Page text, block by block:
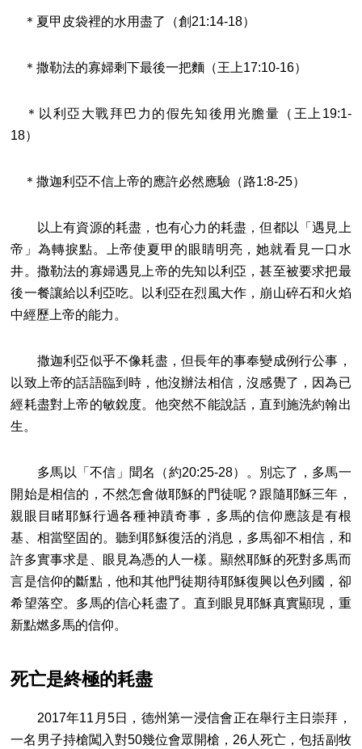
＊夏甲皮袋裡的水用盡了（創21:14-18）
＊撒勒法的寡婦剩下最後一把麵（王上17:10-16）
＊以利亞大戰拜巴力的假先知後用光膽量（王上19:1-
18）
＊撒迦利亞不信上帝的應許必然應驗（路1:8-25）
以上有資源的耗盡，也有心力的耗盡，但都以「遇見上
帝」為轉捩點。上帝使夏甲的眼睛明亮，她就看見一口水
井。撒勒法的寡婦遇見上帝的先知以利亞，甚至被要求把最
後一餐讓給以利亞吃。以利亞在烈風大作，崩山碎石和火焰
中經歷上帝的能力。
撒迦利亞似乎不像耗盡，但長年的事奉變成例行公事，
以致上帝的話語臨到時，他沒辦法相信，沒感覺了，因為已
經耗盡對上帝的敏銳度。他突然不能說話，直到施洗約翰出
生。
多馬以「不信」聞名（約20:25-28）。別忘了，多馬一
開始是相信的，不然怎會做耶穌的門徒呢？跟隨耶穌三年，
親眼目睹耶穌行過各種神蹟奇事，多馬的信仰應該是有根
基、相當堅固的。聽到耶穌復活的消息，多馬卻不相信，和
許多實事求是、眼見為憑的人一樣。顯然耶穌的死對多馬而
言是信仰的斷點，他和其他門徒期待耶穌復興以色列國，卻
希望落空。多馬的信心耗盡了。直到眼見耶穌真實顯現，重
新點燃多馬的信仰。
死亡是終極的耗盡
2017年11月5日，德州第一浸信會正在舉行主日崇拜，
一名男子持槍闖入對50幾位會眾開槍，26人死亡，包括副牧